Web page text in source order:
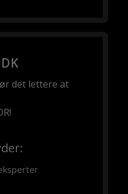
det lettere at